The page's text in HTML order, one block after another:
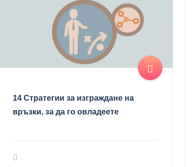
14 Стратегии за изграждане на
връзки, за да го овладеете